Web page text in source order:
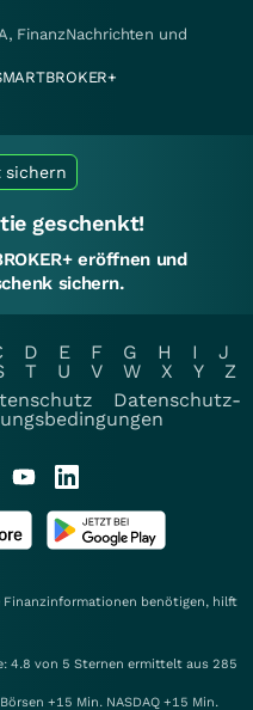
FinanzNachrichten und
sichern
geschenkt!
eröffnen und
sichern.
D E F G H I
J
T U V W X Y
Z
Datenschutz-
Finanzinformationen benötigen, hilft
4.8 von 5 Sternen ermittelt aus 285
+15 Min. NASDAQ +15 Min.